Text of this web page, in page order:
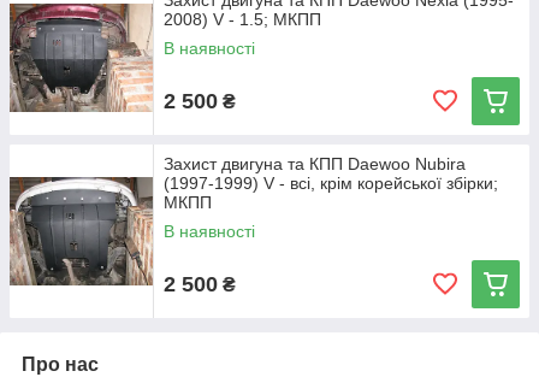
2008) V - 1.5; МКПП
В наявності
2 500 ₴
Захист двигуна та КПП Daewoo Nubira
(1997-1999) V - всі, крім корейської збірки;
МКПП
В наявності
2 500 ₴
Про нас